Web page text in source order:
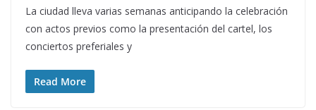
La ciudad lleva varias semanas anticipando la celebración
con actos previos como la presentación del cartel, los
conciertos preferiales y
Read More